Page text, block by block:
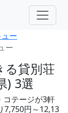
ー
ー
る貸別荘
) 3選
コテージが3軒
7,750円～12,13